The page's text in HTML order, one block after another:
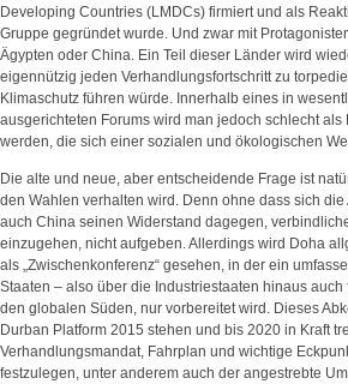
Developing Countries (LMDCs) firmiert und als
Gruppe gegründet wurde. Und zwar mit
Ägypten oder China. Ein Teil dieser Länder wird
eigennützig jeden Verhandlungsfortschritt zu
Klimaschutz führen würde. Innerhalb eines in
ausgerichteten Forums wird man jedoch schlecht als
werden, die sich einer sozialen und ökologischen
Die alte und neue, aber entscheidende Frage ist
den Wahlen verhalten wird. Denn ohne dass sich
auch China seinen Widerstand dagegen,
einzugehen, nicht aufgeben. Allerdings wird Doha
als „Zwischenkonferenz“ gesehen, in der ein
Staaten – also über die Industriestaaten hinaus
den globalen Süden, nur vorbereitet wird. Dieses
Durban Platform 2015 stehen und bis 2020 in Kraft
Verhandlungsmandat, Fahrplan und wichtige
festzulegen, unter anderem auch der angestrebte